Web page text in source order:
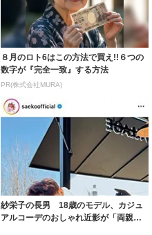
８月のロト6はこの方法で買え!!６つの
数字が『完全一致』する方法
PR(株式会社MURA)
紗栄子の長男 18歳のモデル、カジュ
アルコーデのおしゃれ近影が「両親の